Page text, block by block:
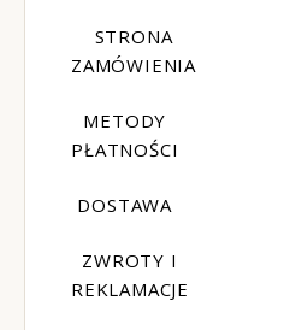
STRONA
ZAMÓWIENIA
METODY
PŁATNOŚCI
DOSTAWA
ZWROTY I
REKLAMACJE